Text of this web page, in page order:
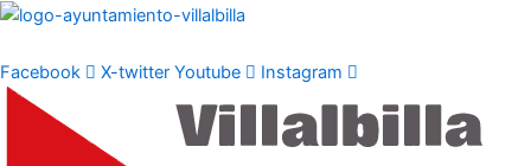
Ir
contenido
Facebook X-twitter Youtube Instagram